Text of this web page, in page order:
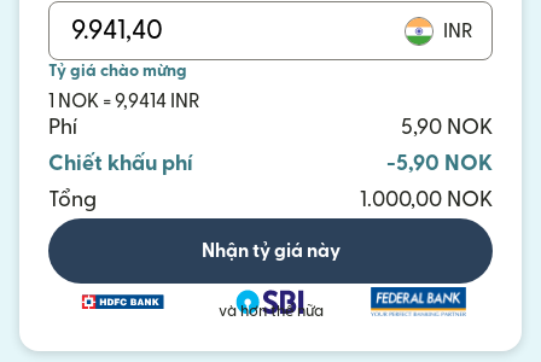
INR
Tỷ giá chào mừng
1 NOK = 9,9414 INR
Phí
5,90 NOK
Chiết khấu phí
-5,90 NOK
Tổng
1.000,00 NOK
Nhận tỷ giá này
và hơn thế nữa